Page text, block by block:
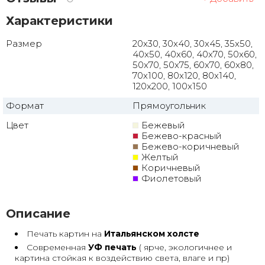
Характеристики
Размер
20x30, 30x40, 30x45, 35x50,
40x50, 40x60, 40x70, 50x60,
50x70, 50x75, 60x70, 60x80,
70x100, 80x120, 80x140,
120x200, 100x150
Формат
Прямоугольник
Цвет
Бежевый
Бежево-красный
Бежево-коричневый
Желтый
Коричневый
Фиолетовый
Описание
Печать картин на Итальянском холсте
Современная УФ печать ( ярче, экологичнее и
картина стойкая к воздействию света, влаге и пр)